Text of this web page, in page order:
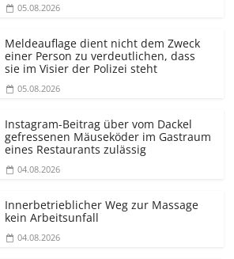
05.08.2026
Meldeauflage dient nicht dem Zweck
einer Person zu verdeutlichen, dass
sie im Visier der Polizei steht
05.08.2026
Instagram-Beitrag über vom Dackel
gefressenen Mäuseköder im Gastraum
eines Restaurants zulässig
04.08.2026
Innerbetrieblicher Weg zur Massage
kein Arbeitsunfall
04.08.2026